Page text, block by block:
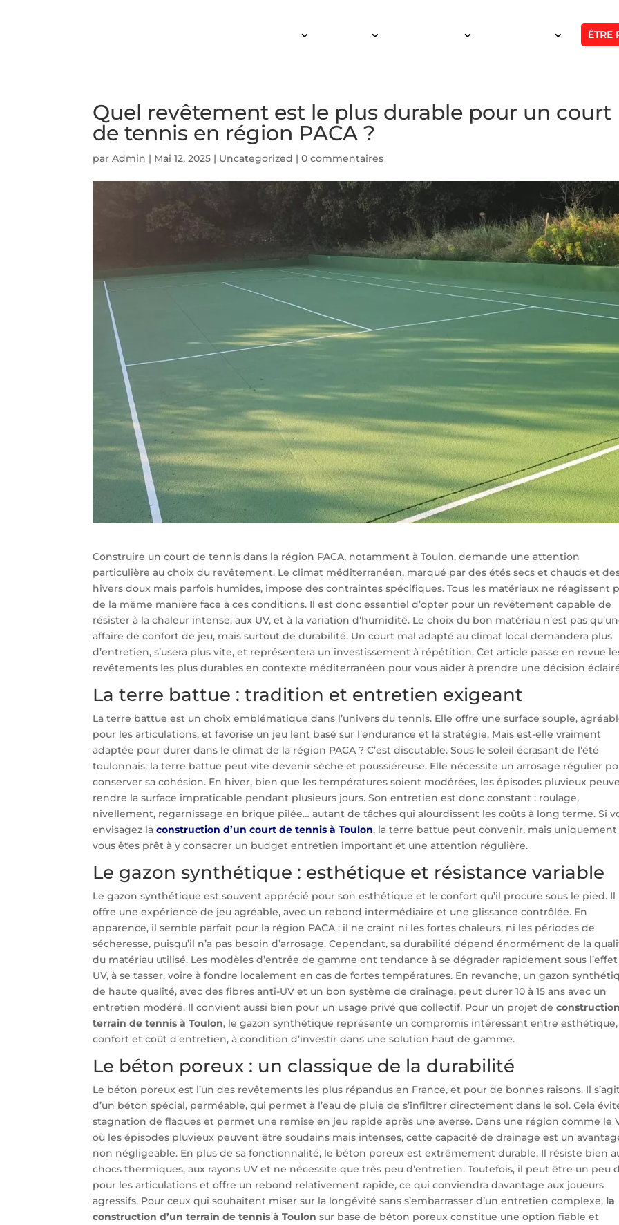
ÊTRE
Quel revêtement est le plus durable pour un court
de tennis en région PACA ?
parAdmin | Mai 12, 2025 | Uncategorized |0 commentaires
Construire un court de tennis dans la région PACA, notamment à Toulon, demande une attention
particulière au choix du revêtement. Le climat méditerranéen, marqué par des étés secs et chauds et
hivers doux mais parfois humides, impose des contraintes spécifiques. Tous les matériaux ne réagissent
de la même manière face à ces conditions. Il est donc essentiel d’opter pour un revêtement capable de
résister à la chaleur intense, aux UV, et à la variation d’humidité. Le choix du bon matériau n’est pas
affaire de confort de jeu, mais surtout de durabilité. Un court mal adapté au climat local demandera plus
d’entretien, s’usera plus vite, et représentera un investissement à répétition. Cet article passe en revue
revêtements les plus durables en contexte méditerranéen pour vous aider à prendre une décision
La terre battue : tradition et entretien exigeant
La terre battue est un choix emblématique dans l’univers du tennis. Elle offre une surface souple,
pour les articulations, et favorise un jeu lent basé sur l’endurance et la stratégie. Mais est-elle vraiment
adaptée pour durer dans le climat de la région PACA ? C’est discutable. Sous le soleil écrasant de l’été
toulonnais, la terre battue peut vite devenir sèche et poussiéreuse. Elle nécessite un arrosage régulier
conserver sa cohésion. En hiver, bien que les températures soient modérées, les épisodes pluvieux
rendre la surface impraticable pendant plusieurs jours. Son entretien est donc constant : roulage,
nivellement, regarnissage en brique pilée… autant de tâches qui alourdissent les coûts à long terme. Si
envisagez laconstruction d’un court de tennis à Toulon, la terre battue peut convenir, mais uniquement
vous êtes prêt à y consacrer un budget entretien important et une attention régulière.
Le gazon synthétique : esthétique et résistance variable
Le gazon synthétique est souvent apprécié pour son esthétique et le confort qu’il procure sous le pied. Il
offre une expérience de jeu agréable, avec un rebond intermédiaire et une glissance contrôlée. En
apparence, il semble parfait pour la région PACA : il ne craint ni les fortes chaleurs, ni les périodes de
sécheresse, puisqu’il n’a pas besoin d’arrosage. Cependant, sa durabilité dépend énormément de la
du matériau utilisé. Les modèles d’entrée de gamme ont tendance à se dégrader rapidement sous
UV, à se tasser, voire à fondre localement en cas de fortes températures. En revanche, un gazon
de haute qualité, avec des fibres anti-UV et un bon système de drainage, peut durer 10 à 15 ans avec un
entretien modéré. Il convient aussi bien pour un usage privé que collectif. Pour un projet de
terrain de tennis à Toulon, le gazon synthétique représente un compromis intéressant entre esthétique,
confort et coût d’entretien, à condition d’investir dans une solution haut de gamme.
Le béton poreux : un classique de la durabilité
Le béton poreux est l’un des revêtements les plus répandus en France, et pour de bonnes raisons. Il
d’un béton spécial, perméable, qui permet à l’eau de pluie de s’infiltrer directement dans le sol. Cela
stagnation de flaques et permet une remise en jeu rapide après une averse. Dans une région comme le
où les épisodes pluvieux peuvent être soudains mais intenses, cette capacité de drainage est un
non négligeable. En plus de sa fonctionnalité, le béton poreux est extrêmement durable. Il résiste bien
chocs thermiques, aux rayons UV et ne nécessite que très peu d’entretien. Toutefois, il peut être un peu
pour les articulations et offre un rebond relativement rapide, ce qui conviendra davantage aux joueurs
agressifs. Pour ceux qui souhaitent miser sur la longévité sans s’embarrasser d’un entretien complexe, la
construction d’un terrain de tennis à Toulon sur base de béton poreux constitue une option fiable et